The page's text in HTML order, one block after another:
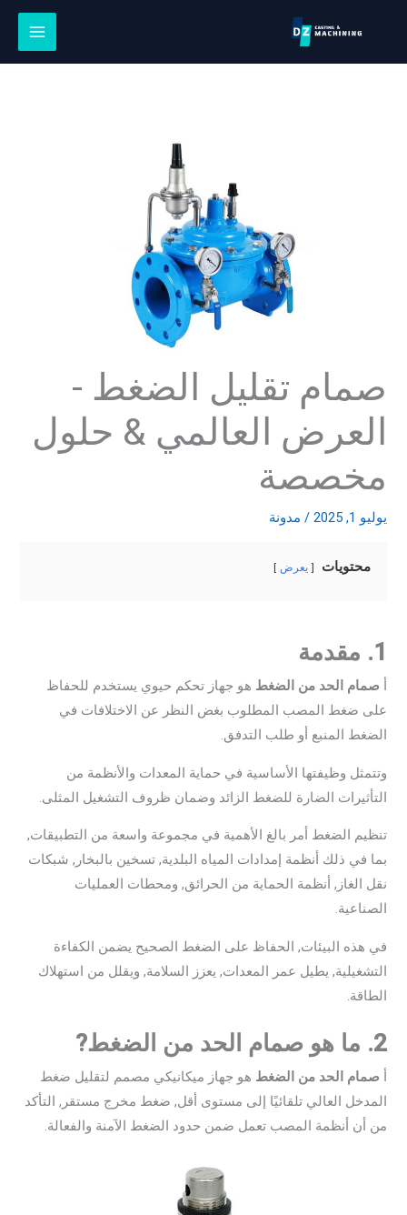
المحتوى
صمام تقليل الضغط -
العرض العالمي & حلول
مخصصة
يوليو 1, 2025 / مدونة
محتويات يعرض
1. مقدمة
أ صمام الحد من الضغط هو جهاز تحكم حيوي يستخدم للحفاظ
على ضغط المصب المطلوب بغض النظر عن الاختلافات في
الضغط المنبع أو طلب التدفق.
وتتمثل وظيفتها الأساسية في حماية المعدات والأنظمة من
التأثيرات الضارة للضغط الزائد وضمان ظروف التشغيل المثلى.
تنظيم الضغط أمر بالغ الأهمية في مجموعة واسعة من التطبيقات,
بما في ذلك أنظمة إمدادات المياه البلدية, تسخين بالبخار, شبكات
نقل الغاز, أنظمة الحماية من الحرائق, ومحطات العمليات
الصناعية.
في هذه البيئات, الحفاظ على الضغط الصحيح يضمن الكفاءة
التشغيلية, يطيل عمر المعدات, يعزز السلامة, ويقلل من استهلاك
الطاقة.
2. ما هو صمام الحد من الضغط?
صمام الحد من الضغط هو جهاز ميكانيكي مصمم لتقليل ضغط
المدخل العالي تلقائيًا إلى مستوى أقل, ضغط مخرج مستقر, التأكد
من أن أنظمة المصب تعمل ضمن حدود الضغط الآمنة والفعالة.